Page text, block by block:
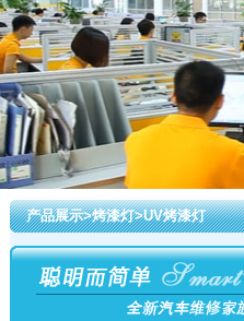
产品展示>烤漆灯>UV烤漆灯